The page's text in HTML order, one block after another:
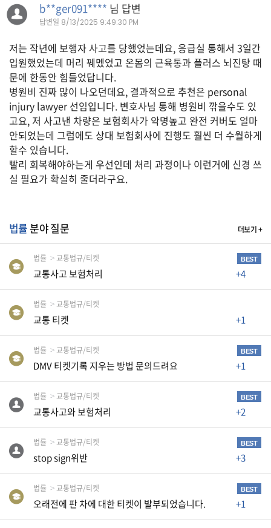
내
인
바
랍
니
다
.
A
S
미
국
서
새
로
전
문
찾
다
.
b**ger091**** 님 답변
답변일 8/13/2025 9:49:30 PM
저는 작년에 보행자 사고를 당했었는데요, 응급실 통해서 3일간
입원했었는데 머리 꿰멨었고 온몸의 근육통과 플러스 뇌진탕 때
문에 한동안 힘들었답니다.
병원비 진짜 많이 나오던데요, 결과적으로 추천은 personal
injury lawyer 선임입니다. 변호사님 통해 병원비 깎을수도 있
고요, 저 사고낸 차량은 보험회사가 악명높고 완전 커버도 얼마
안되었는데 그럼에도 상대 보험회사에 진행도 훨씬 더 수월하게
할수 있습니다.
빨리 회복해야하는게 우선인데 처리 과정이나 이런거에 신경 쓰
실 필요가 확실히 줄더라구요.
법률분야 질문 더보기 +
법률 교통법규/티켓 BEST
교통사고 보험처리 +4
법률 교통법규/티켓
교통 티켓 +1
법률 교통법규/티켓 BEST
DMV 티켓기록 지우는 방법 문의드려요 +1
법률 교통법규/티켓 BEST
교통사고와 보험처리 +2
법률 교통법규/티켓 BEST
stop sign위반 +3
법률 교통법규/티켓 BEST
오래전에 판 차에 대한 티켓이 발부되었습니다. +1